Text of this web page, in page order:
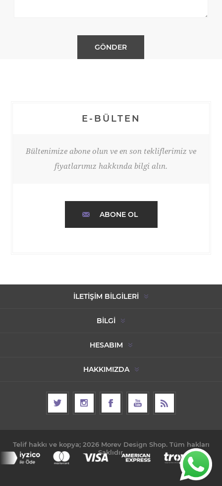
E-BÜLTEN
Bültenimize abone olun ve en son tekliflerimiz ve
fiyatlarımız hakkında bilgi alın.
ABONE OL
İLETIŞIM BILGILERI
BILGI
HESABIM
HAKKIMIZDA
Telif hakkı ve kopya; 2026 Morev Design Shop. Tüm hakları
Saklıdır.